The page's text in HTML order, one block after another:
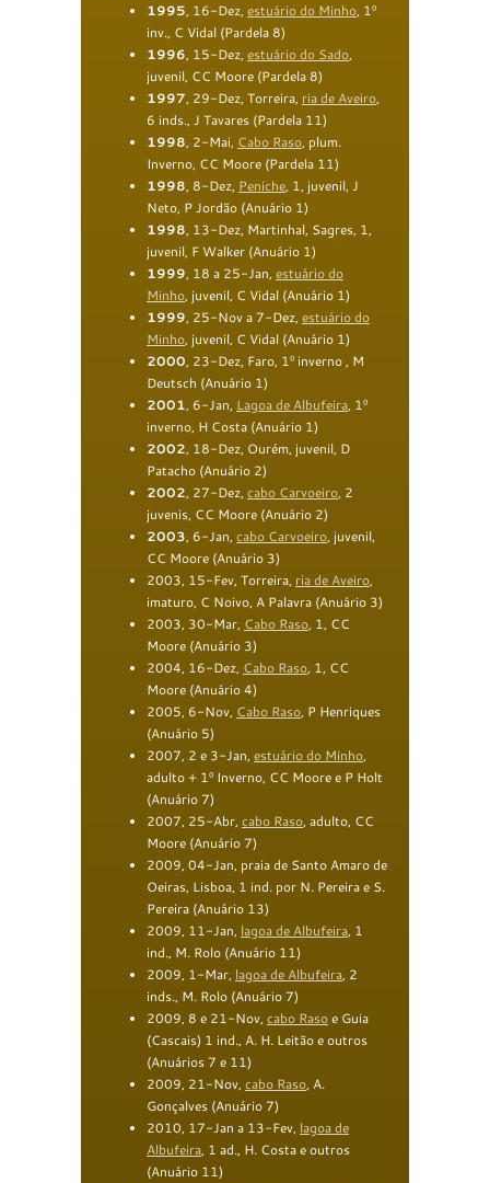
1995, 16-Dez, estuário do Minho, 1º
inv., C Vidal (Pardela 8)
1996, 15-Dez, estuário do Sado,
juvenil, CC Moore (Pardela 8)
1997, 29-Dez, Torreira, ria de Aveiro,
6 inds., J Tavares (Pardela 11)
1998, 2-Mai, Cabo Raso, plum.
Inverno, CC Moore (Pardela 11)
1998, 8-Dez, Peniche, 1, juvenil, J
Neto, P Jordão (Anuário 1)
1998, 13-Dez, Martinhal, Sagres, 1,
juvenil, F Walker (Anuário 1)
1999, 18 a 25-Jan, estuário do
Minho, juvenil, C Vidal (Anuário 1)
1999, 25-Nov a 7-Dez, estuário do
Minho, juvenil, C Vidal (Anuário 1)
2000, 23-Dez, Faro, 1º inverno , M
Deutsch (Anuário 1)
2001, 6-Jan, Lagoa de Albufeira, 1º
inverno, H Costa (Anuário 1)
2002, 18-Dez, Ourém, juvenil, D
Patacho (Anuário 2)
2002, 27-Dez, cabo Carvoeiro, 2
juvenis, CC Moore (Anuário 2)
2003, 6-Jan, cabo Carvoeiro, juvenil,
CC Moore (Anuário 3)
2003, 15-Fev, Torreira, ria de Aveiro,
imaturo, C Noivo, A Palavra (Anuário 3)
2003, 30-Mar, Cabo Raso, 1, CC
Moore (Anuário 3)
2004, 16-Dez, Cabo Raso, 1, CC
Moore (Anuário4)
2005, 6-Nov, Cabo Raso, P Henriques
(Anuário 5)
2007, 2 e 3-Jan, estuário do Minho,
adulto + 1º Inverno, CC Moore e P Holt
(Anuário 7)
2007, 25-Abr, cabo Raso, adulto, CC
Moore (Anuário 7)
2009, 04-Jan, praia de Santo Amaro de
Oeiras, Lisboa, 1 ind. por N. Pereira e S.
Pereira (Anuário 13)
2009, 11-Jan, lagoa de Albufeira, 1
ind., M. Rolo (Anuário 11)
2009, 1-Mar, lagoa de Albufeira, 2
inds., M. Rolo (Anuário 7)
2009, 8 e 21-Nov, cabo Rasoe Guia
(Cascais) 1 ind., A. H. Leitão e outros
(Anuários 7 e 11)
2009, 21-Nov, cabo Raso, A.
Gonçalves (Anuário7)
2010, 17-Jan a 13-Fev, lagoa de
Albufeira, 1 ad., H. Costa e outros
(Anuário 11)